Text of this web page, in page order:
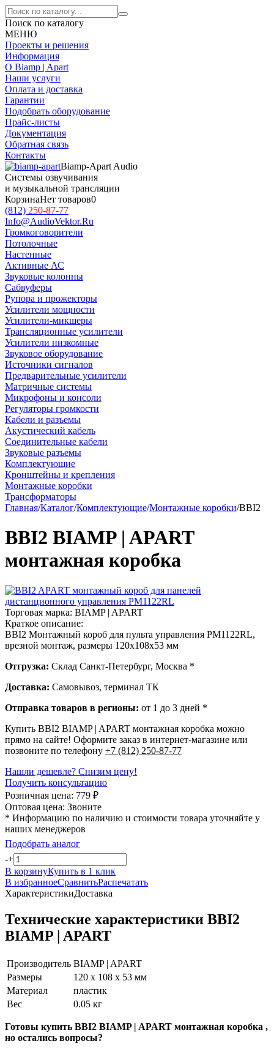
Поиск по каталогу
МЕНЮ
Проекты и решения
Информация
О Biamp | Apart
Наши услуги
Оплата и доставка
Гарантии
Подобрать оборудование
Прайс-листы
Документация
Обратная связь
Контакты
Biamp-Apart Audio
Системы озвучивания
и музыкальной трансляции
КорзинаНет товаров0
(812) 250-87-77
Info@AudioVektor.Ru
Громкоговорители
Потолочные
Настенные
Активные АС
Звуковые колонны
Сабвуферы
Рупора и прожекторы
Усилители мощности
Усилители-микшеры
Трансляционные усилители
Усилители низкомные
Звуковое оборудование
Источники сигналов
Предварительные усилители
Матричные системы
Микрофоны и консоли
Регуляторы громкости
Кабели и разъемы
Акустический кабель
Соединительные кабели
Звуковые разъемы
Комплектующие
Кронштейны и крепления
Монтажные коробки
Трансформаторы
Главная/Каталог/Комплектующие/Монтажные коробки/BBI2
BBI2 BIAMP | APART
монтажная коробка
Торговая марка: BIAMP | APART
Краткое описание:
BBI2 Монтажный короб для пульта управления PM1122RL,
врезной монтаж, размеры 120х108х53 мм
Отгрузка: Склад Санкт-Петербург, Москва *
Доставка: Самовывоз, терминал ТК
Отправка товаров в регионы: от 1 до 3 дней *
Купить BBI2 BIAMP | APART монтажная коробка можно
прямо на сайте! Оформите заказ в интернет-магазине или
позвоните по телефону +7 (812) 250-87-77
Нашли дешевле? Снизим цену!
Получить консультацию
Розничная цена: 779 ₽
Оптовая цена: Звоните
* Информацию по наличию и стоимости товара уточняйте у
наших менеджеров
Подобрать аналог
-+
В корзинуКупить в 1 клик
В избранноеСравнитьРаспечатать
ХарактеристикиДоставка
Технические характеристики BBI2
BIAMP | APART
Производитель BIAMP | APART
Размеры
120 х 108 х 53 мм
Материал
пластик
Вес
0.05 кг
Готовы купить BBI2 BIAMP | APART монтажная коробка ,
но остались вопросы?